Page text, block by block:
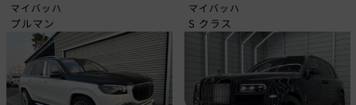
マイバッハ
プルマン
マイバッハ
S クラス